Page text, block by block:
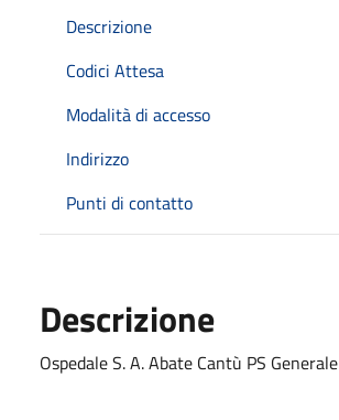
Descrizione
Codici Attesa
Modalità di accesso
Indirizzo
Punti di contatto
Descrizione
Ospedale S. A. Abate Cantù PS Generale